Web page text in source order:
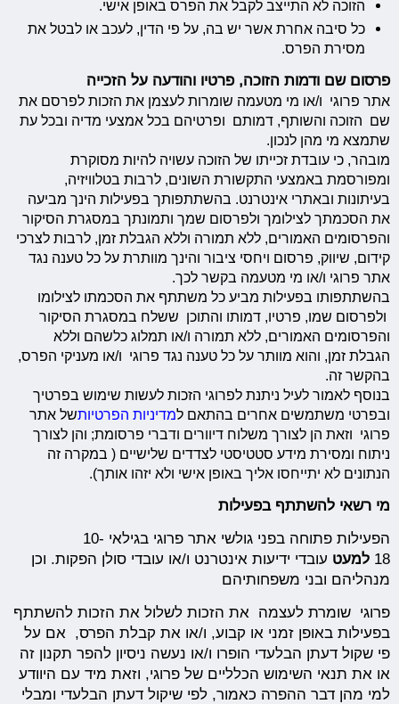
הזוכה לא התייצב לקבל את הפרס באופן אישי.
כל סיבה אחרת אשר יש בה, על פי הדין, לעכב או לבטל את
מסירת הפרס.
פרסום שם ודמות הזוכה, פרטיו והודעה על הזכייה
אתר פרוגי ו/או מי מטעמה שומרות לעצמן את הזכות לפרסם את
שם הזוכה והשותף, דמותם ופרטיהם בכל אמצעי מדיה ובכל עת
שתמצא מי מהן לנכון.
מובהר, כי עובדת זכייתו של הזוכה עשויה להיות מסוקרת
ומפורסמת באמצעי התקשורת השונים, לרבות בטלוויזיה,
בעיתונות ובאתרי אינטרנט. בהשתתפותך בפעילות הינך מביעה
את הסכמתך לצילומך ולפרסום שמך ותמונתך במסגרת הסיקור
והפרסומים האמורים, ללא תמורה וללא הגבלת זמן, לרבות לצרכי
קידום, שיווק, פרסום ויחסי ציבור והינך מוותרת על כל טענה נגד
אתר פרוגי ו/או מי מטעמה בקשר לכך.
בהשתתפותו בפעילות מביע כל משתתף את הסכמתו לצילומו
ולפרסום שמו, פרטיו, דמותו והתוכן ששלח במסגרת הסיקור
והפרסומים האמורים, ללא תמורה ו/או תמלוג כלשהם וללא
הגבלת זמן, והוא מוותר על כל טענה נגד פרוגי ו/או מעניקי הפרס,
בהקשר זה.
בנוסף לאמור לעיל ניתנת לפרוגי הזכות לעשות שימוש בפרטיך
ובפרטי משתמשים אחרים בהתאם למדיניות הפרטיותשל אתר
פרוגי וזאת הן לצורך משלוח דיוורים ודברי פרסומת; והן לצורך
ניתוח ומסירת מידע סטטיסטי לצדדים שלישיים ( במקרה זה
הנתונים לא יתייחסו אליך באופן אישי ולא יזהו אותך).
מי רשאי להשתתף בפעילות
הפעילות פתוחה בפני גולשי אתר פרוגי בגילאי 10-
18 למעט עובדי ידיעות אינטרנט ו/או עובדי סולן הפקות. וכן
מנהליהם ובני משפחותיהם
פרוגי שומרת לעצמה את הזכות לשלול את הזכות להשתתף
בפעילות באופן זמני או קבוע, ו/או את קבלת הפרס, אם על
פי שקול דעתן הבלעדי הופרו ו/או נעשה ניסיון להפר תקנון זה
או את תנאי השימוש הכלליים של פרוגי, וזאת מיד עם היוודע
למי מהן דבר ההפרה כאמור, לפי שיקול דעתן הבלעדי ומבלי